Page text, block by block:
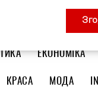
ЕКОНОМІКА
КРАСА
МОДА